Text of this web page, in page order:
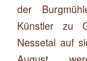
der
Künstler zu
Nessetal auf